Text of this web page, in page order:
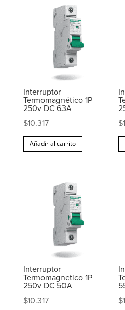
Interruptor
Termomagnético 1P
250v DC 63A
$10.317
Añadir al carrito
$
Interruptor
Termomagnetico 1P
250v DC 50A
$10.317
$